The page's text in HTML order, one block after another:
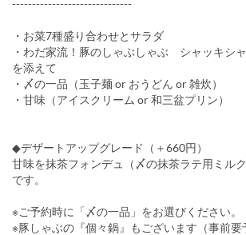
------------------------------
・お菜7種盛り合わせとサラダ
・わだ家流！豚のしゃぶしゃぶ シャッキシ
を添えて
・〆の一品（玉子麺 or おうどん or 雑炊）
・甘味（アイスクリーム or 和三盆プリン）
◆デザートアップグレード（＋660円）
甘味を抹茶フォンデュ（〆の抹茶ラテ用ミル
です。
※ご予約時に「〆の一品」をお選びください。
※豚しゃぶの『個々鍋』もございます（事前